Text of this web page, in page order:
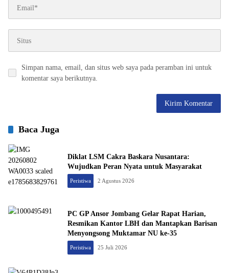
Simpan nama, email, dan situs web saya pada peramban ini untuk
komentar saya berikutnya.
Baca Juga
Diklat LSM Cakra Baskara Nusantara:
Wujudkan Peran Nyata untuk Masyarakat
Peristiwa 2 Agustus 2026
PC GP Ansor Jombang Gelar Rapat Harian,
Resmikan Kantor LBH dan Mantapkan Barisan
Menyongsong Muktamar NU ke-35
Peristiwa 25 Juli 2026